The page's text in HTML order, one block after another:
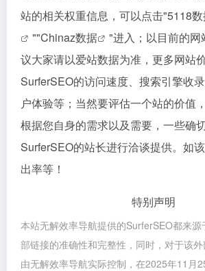
站的相关权重信息，可以点击"5118
""Chinaz数据
"进入；以目前的网
议大家请以爱站数据为准，更多网站
SurferSEO的访问速度、搜索引擎收
户体验等；当然要评估一个站的价值
根据您自身的需求以及需要，一些确
SurferSEO的站长进行洽谈提供。如
出率等！
特别声明
本站无解效率导航提供的SurferSEO都来
部链接的准确性和完整性，同时，对于该
由无解效率导航实际控制，在2025年11月